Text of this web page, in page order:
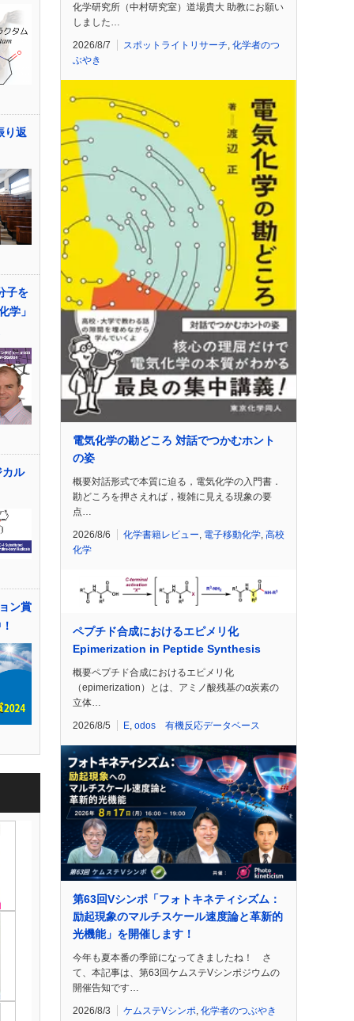
り返
子を
学」
カル
ン賞
化学研究所（中村研究室）道場貴大 助教にお願い
しました…
2026/8/7 スポットライトリサーチ 化学者のつ
ぶやき
電気化学の勘どころ 対話でつかむホント
の姿
概要対話形式で本質に迫る，電気化学の入門書．
勘どころを押さえれば，複雑に見える現象の要
点…
2026/8/6 化学書籍レビュー 電子移動化学 高校
化学
ペプチド合成におけるエピメリ化
Epimerization in Peptide Synthesis
概要ペプチド合成におけるエピメリ化
（epimerization）とは、アミノ酸残基のα炭素の
立体…
2026/8/5 E odos 有機反応データベース
第63回Vシンポ「フォトキネティシズム：
励起現象のマルチスケール速度論と革新的
光機能」を開催します！
今年も夏本番の季節になってきましたね！ さ
て、本記事は、第63回ケムステVシンポジウムの
開催告知です…
2026/8/3 ケムステVシンポ, 化学者のつぶやき